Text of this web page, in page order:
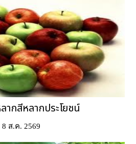
ากสีหลากประโยชน์
8 ส.ค. 2569